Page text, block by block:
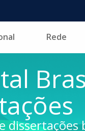
Rede
dissertações